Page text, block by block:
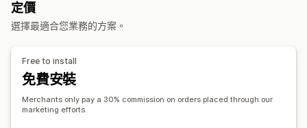
定價
選擇最適合您業務的方案。
Free to install
免費安裝
Merchants only pay a 30% commission on orders placed through our
marketing efforts.